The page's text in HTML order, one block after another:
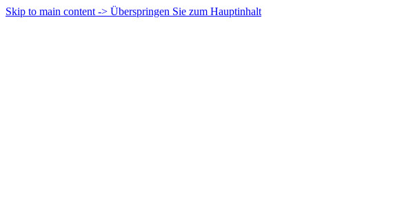
Skip to main content -> Überspringen Sie zum Hauptinhalt